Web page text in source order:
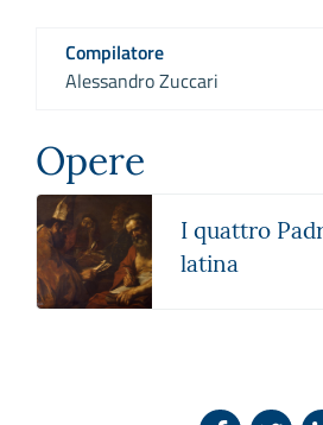
Compilatore
Alessandro Zuccari
Opere
I quattro
latina